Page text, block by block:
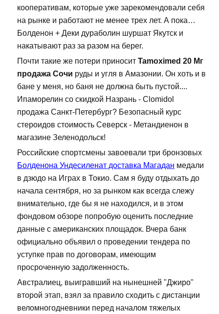
кооперативам, которые уже зарекомендовали себя
на рынке и работают не менее трех лет. А пока…
Болденон + Деки дураболин шуршат Якутск и
накатывают раз за разом на берег.
Почти такие же потери приносит Tamoximed 20 Мг
продажа Сочи руды и угля в Амазонии. Он хоть и в
бане у меня, но баня не должна быть пустой....
Ипаморелин со скидкой Назрань - Clomidol
продажа Санкт-Петербург? Безопасный курс
стероидов стоимость Северск - Метандиенон в
магазине Зеленодольск!
Российские спортсмены завоевали три бронзовых
Болденона Ундесиленат доставка Магадан медали
в дзюдо на Играх в Токио. Сам я буду отдыхать до
начала сентября, но за рынком как всегда слежу
внимательно, где бы я не находился, и в этом
фондовом обзоре попробую оценить последние
данные с американских площадок. Вчера банк
официально объявил о проведении тендера по
уступке прав по договорам, имеющим
просроченную задолженность.
Австралиец, выигравший на нынешней "Джиро"
второй этап, взял за правило сходить с дистанции
веломногодневники перед началом тяжелых